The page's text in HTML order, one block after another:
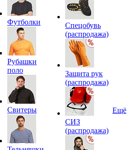
Футболки
Рубашки
поло
Свитеры
Спецобувь
(распродажа)
Защита рук
(распродажа)
СИЗ
(распродажа)
Ещё